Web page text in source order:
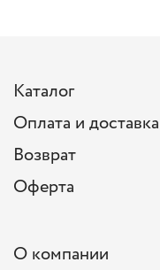
Каталог
Оплата и доставка
Возврат
Оферта
О компании